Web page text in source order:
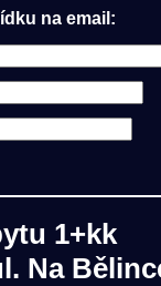
na email:
1+kk
Na